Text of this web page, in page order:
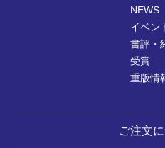
NEWS
イベン
書評・
受賞
重版情
ご注文